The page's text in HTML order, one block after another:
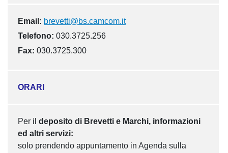
Email: brevetti@bs.camcom.it
Telefono: 030.3725.256
Fax: 030.3725.300
ORARI
Per il deposito di Brevetti e Marchi, informazioni
ed altri servizi:
solo prendendo appuntamento in Agenda sulla